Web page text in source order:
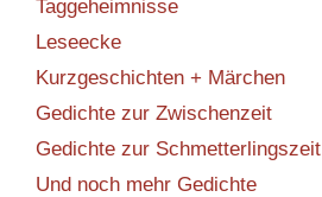
Taggeheimnisse
Leseecke
Kurzgeschichten + Märchen
Gedichte zur Zwischenzeit
Gedichte zur Schmetterlingszeit
Und noch mehr Gedichte